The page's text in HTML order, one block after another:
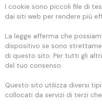
I cookie sono piccoli file di
dai siti web per rendere più
La legge afferma che
dispositivo se sono
di questo sito. Per tutti gli
del tuo consenso.
Questo sito utilizza diversi
collocati da servizi di terzi